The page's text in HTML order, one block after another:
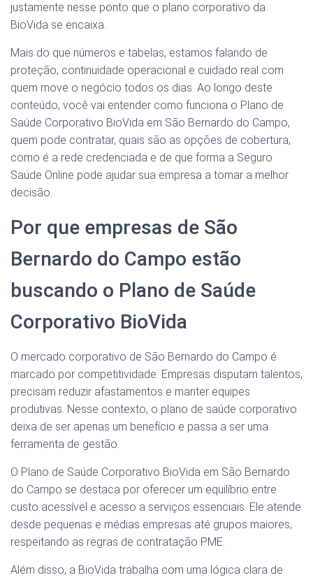
justamente nesse ponto que o plano corporativo da
BioVida se encaixa.
Mais do que números e tabelas, estamos falando de
proteção, continuidade operacional e cuidado real com
quem move o negócio todos os dias. Ao longo deste
conteúdo, você vai entender como funciona o Plano de
Saúde Corporativo BioVida em São Bernardo do Campo,
quem pode contratar, quais são as opções de cobertura,
como é a rede credenciada e de que forma a Seguro
Saúde Online pode ajudar sua empresa a tomar a melhor
decisão.
Por que empresas de São
Bernardo do Campo estão
buscando o Plano de Saúde
Corporativo BioVida
O mercado corporativo de São Bernardo do Campo é
marcado por competitividade. Empresas disputam talentos,
precisam reduzir afastamentos e manter equipes
produtivas. Nesse contexto, o plano de saúde corporativo
deixa de ser apenas um benefício e passa a ser uma
ferramenta de gestão.
O Plano de Saúde Corporativo BioVida em São Bernardo
do Campo se destaca por oferecer um equilíbrio entre
custo acessível e acesso a serviços essenciais. Ele atende
desde pequenas e médias empresas até grupos maiores,
respeitando as regras de contratação PME.
Além disso, a BioVida trabalha com uma lógica clara de